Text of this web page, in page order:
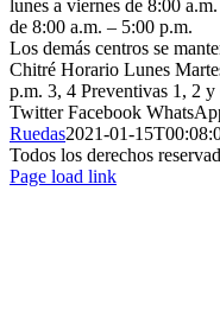
lunes a viernes de 8:00
de 8:00 a.m. – 5:00 p.m.
Los demás centros se
Chitré Horario Lunes
p.m. 3, 4 Preventivas 1, 2
TwitterFacebook
Ruedas2021-01-
Todos los derechos
Page load link